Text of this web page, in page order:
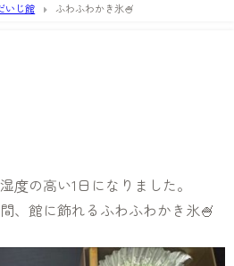
いじ館 ふわふわかき氷🍧
度の高い1日になりました。
、館に飾れるふわふわかき氷🍧